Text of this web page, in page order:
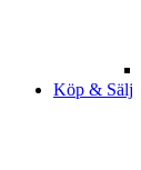
Köp & Sälj